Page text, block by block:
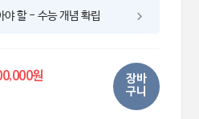
야 할 - 수능 개념 확립
원
장바
구니